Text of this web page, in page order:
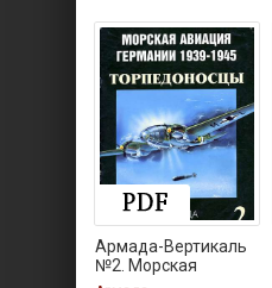
Армада-Вертикаль
№2. Морская